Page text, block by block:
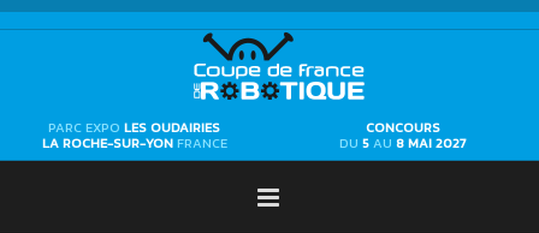
Passer
au
PARC EXPO LES OUDAIRIES
LA ROCHE-SUR-YONFRANCE
CONCOURS
DU 5AU 8 MAI 2027